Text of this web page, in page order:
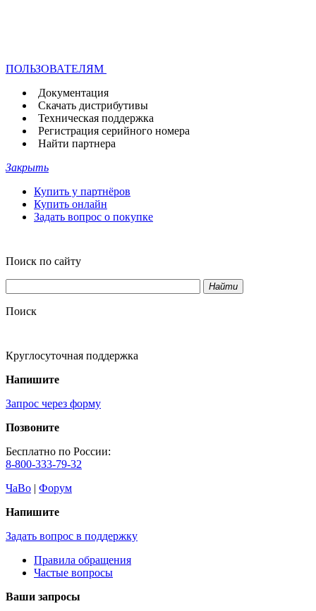
ПОЛЬЗОВАТЕЛЯМ
Документация
Скачать дистрибутивы
Техническая поддержка
Регистрация серийного номера
Найти партнера
Закрыть
Купить у партнёров
Купить онлайн
Задать вопрос о покупке
Поиск по сайту
Найти
Поиск
Круглосуточная поддержка
Напишите
Запрос через форму
Позвоните
Бесплатно по России:
8-800-333-79-32
ЧаВо | Форум
Напишите
Задать вопрос в поддержку
Правила обращения
Частые вопросы
Ваши запросы